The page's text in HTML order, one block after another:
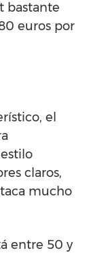
bastante
euros por
el
claros,
mucho
entre 50 y